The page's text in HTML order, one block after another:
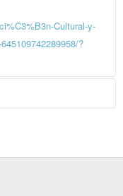
Cultural-y-
?
asistir